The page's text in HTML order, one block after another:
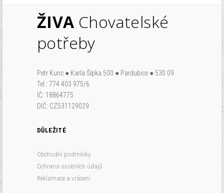
ŽIVA Chovatelské
potřeby
Petr Kunc ● Karla Šípka 500 ● Pardubice ● 530 09
Tel.: 774 403 975/6
IČ: 18864775
DIČ: CZ531129029
DŮLEŽITÉ
Obchodní podmínky
Ochrana osobních údajů
Reklamace a vrácení